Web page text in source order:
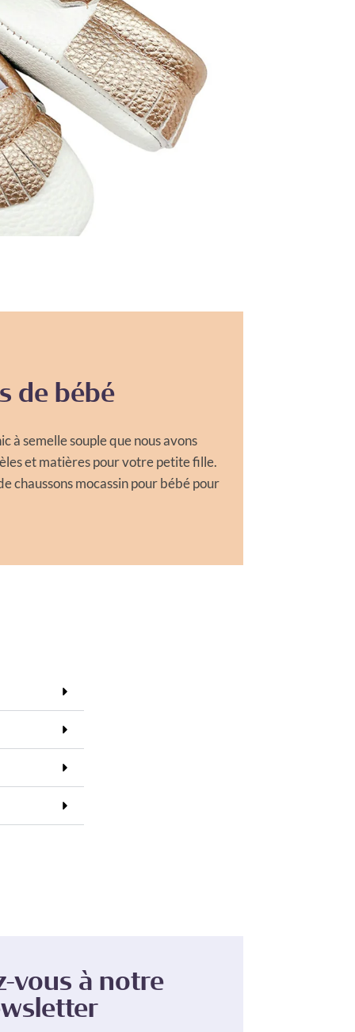
de bébé
à semelle souple que nous avons
et matières pour votre petite fille.
chaussons mocassin pour bébé pour
vous à notre